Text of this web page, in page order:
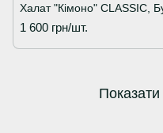
Халат "Кімоно" CLASSIC,
1 600 грн/шт.